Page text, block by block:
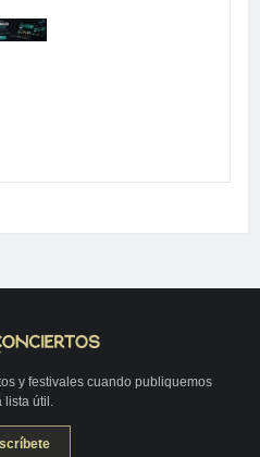
y festivales cuando publiquemos
lista útil.